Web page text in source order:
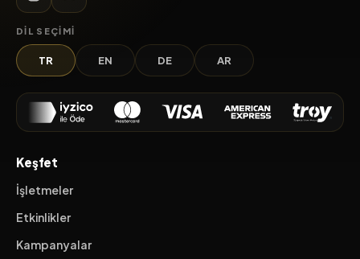
DIL SEÇIMI
TR EN DE AR
Keşfet
İşletmeler
Etkinlikler
Kampanyalar